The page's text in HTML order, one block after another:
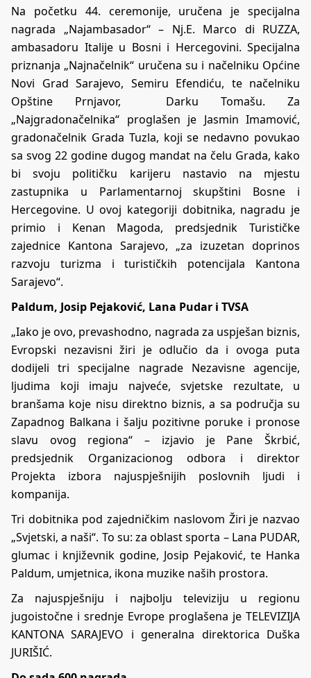
Na početku 44. ceremonije, uručena je specijalna
nagrada „Najambasador“ – Nj.E. Marco di RUZZA,
ambasadoru Italije u Bosni i Hercegovini. Specijalna
priznanja „Najnačelnik“ uručena su i načelniku Općine
Novi Grad Sarajevo, Semiru Efendiću, te načelniku
Opštine Prnjavor, Darku Tomašu. Za
„Najgradonačelnika“ proglašen je Jasmin Imamović,
gradonačelnik Grada Tuzla, koji se nedavno povukao
sa svog 22 godine dugog mandat na čelu Grada, kako
bi svoju političku karijeru nastavio na mjestu
zastupnika u Parlamentarnoj skupštini Bosne i
Hercegovine. U ovoj kategoriji dobitnika, nagradu je
primio i Kenan Magoda, predsjednik Turističke
zajednice Kantona Sarajevo, „za izuzetan doprinos
razvoju turizma i turističkih potencijala Kantona
Sarajevo“.
Paldum, Josip Pejaković, Lana Pudar i TVSA
„Iako je ovo, prevashodno, nagrada za uspješan biznis,
Evropski nezavisni žiri je odlučio da i ovoga puta
dodijeli tri specijalne nagrade Nezavisne agencije,
ljudima koji imaju najveće, svjetske rezultate, u
branšama koje nisu direktno biznis, a sa područja su
Zapadnog Balkana i šalju pozitivne poruke i pronose
slavu ovog regiona“ – izjavio je Pane Škrbić,
predsjednik Organizacionog odbora i direktor
Projekta izbora najuspješnijih poslovnih ljudi i
kompanija.
Tri dobitnika pod zajedničkim naslovom Žiri je nazvao
„Svjetski, a naši“. To su: za oblast sporta – Lana PUDAR,
glumac i književnik godine, Josip Pejaković, te Hanka
Paldum, umjetnica, ikona muzike naših prostora.
Za najuspješniju i najbolju televiziju u regionu
jugoistočne i srednje Evrope proglašena je TELEVIZIJA
KANTONA SARAJEVO i generalna direktorica Duška
JURIŠIĆ.